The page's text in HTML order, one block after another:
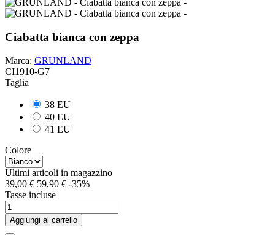
Ciabatta bianca con zeppa
Marca: GRUNLAND
CI1910-G7
Taglia
38 EU
40 EU
41 EU
Colore
Ultimi articoli in magazzino
39,00 € 59,90 € -35%
Tasse incluse
Aggiungi al carrello